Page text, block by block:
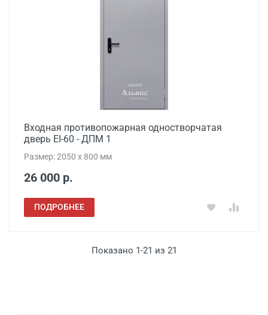
Входная противопожарная одностворчатая
дверь EI-60 - ДПМ 1
Размер: 2050 x 800 мм
26 000 р.
ПОДРОБНЕЕ
Показано 1-21 из 21